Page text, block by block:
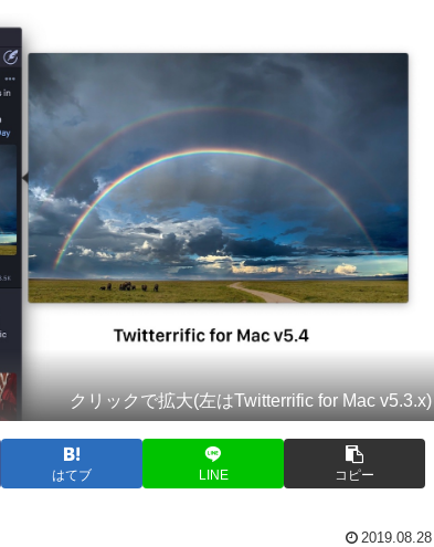
クリックで拡大(左はTwitterrific for Mac v5.3.x)
はてブ LINE コピー
2019.08.28